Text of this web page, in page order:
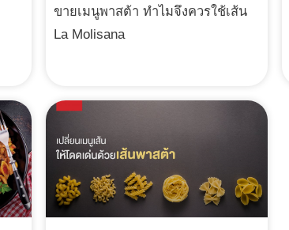
ขายเมนูพาสต้า ทำไมจึงควรใช้เส้น
La Molisana